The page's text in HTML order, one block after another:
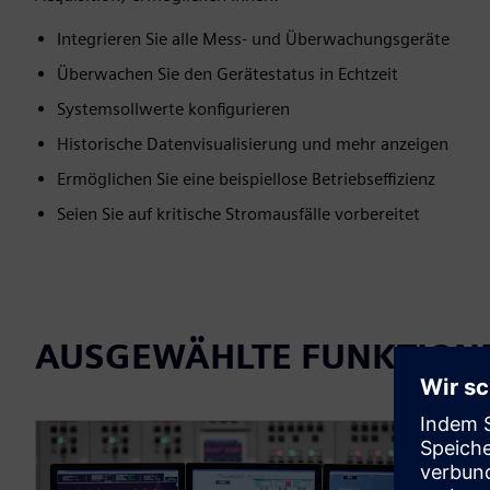
Integrieren Sie alle Mess- und Überwachungsgeräte
Überwachen Sie den Gerätestatus in Echtzeit
Systemsollwerte konfigurieren
Historische Datenvisualisierung und mehr anzeigen
Ermöglichen Sie eine beispiellose Betriebseffizienz
Seien Sie auf kritische Stromausfälle vorbereitet
AUSGEWÄHLTE